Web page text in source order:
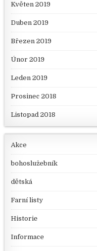
Květen 2019
Duben 2019
Březen 2019
Únor 2019
Leden 2019
Prosinec 2018
Listopad 2018
Akce
bohoslužebník
dětská
Farní listy
Historie
Informace